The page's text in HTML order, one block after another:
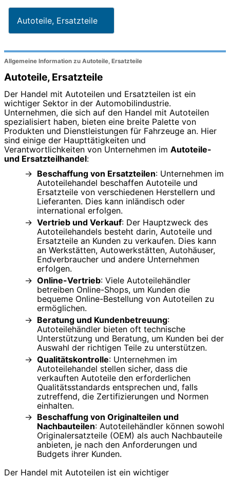
Autoteile, Ersatzteile
Allgemeine Information zu Autoteile, Ersatzteile
Autoteile, Ersatzteile
Der Handel mit Autoteilen und Ersatzteilen ist ein
wichtiger Sektor in der Automobilindustrie.
Unternehmen, die sich auf den Handel mit Autoteilen
spezialisiert haben, bieten eine breite Palette von
Produkten und Dienstleistungen für Fahrzeuge an. Hier
sind einige der Haupttätigkeiten und
Verantwortlichkeiten von Unternehmen im Autoteile-
und Ersatzteilhandel:
Beschaffung von Ersatzteilen: Unternehmen im
Autoteilehandel beschaffen Autoteile und
Ersatzteile von verschiedenen Herstellern und
Lieferanten. Dies kann inländisch oder
international erfolgen.
Vertrieb und Verkauf: Der Hauptzweck des
Autoteilehandels besteht darin, Autoteile und
Ersatzteile an Kunden zu verkaufen. Dies kann
an Werkstätten, Autowerkstätten, Autohäuser,
Endverbraucher und andere Unternehmen
erfolgen.
Online-Vertrieb: Viele Autoteilehändler
betreiben Online-Shops, um Kunden die
bequeme Online-Bestellung von Autoteilen zu
ermöglichen.
Beratung und Kundenbetreuung:
Autoteilehändler bieten oft technische
Unterstützung und Beratung, um Kunden bei der
Auswahl der richtigen Teile zu unterstützen.
Qualitätskontrolle: Unternehmen im
Autoteilehandel stellen sicher, dass die
verkauften Autoteile den erforderlichen
Qualitätsstandards entsprechen und, falls
zutreffend, die Zertifizierungen und Normen
einhalten.
Beschaffung von Originalteilen und
Nachbauteilen: Autoteilehändler können sowohl
Originalersatzteile (OEM) als auch Nachbauteile
anbieten, je nach den Anforderungen und
Budgets ihrer Kunden.
Der Handel mit Autoteilen ist ein wichtiger